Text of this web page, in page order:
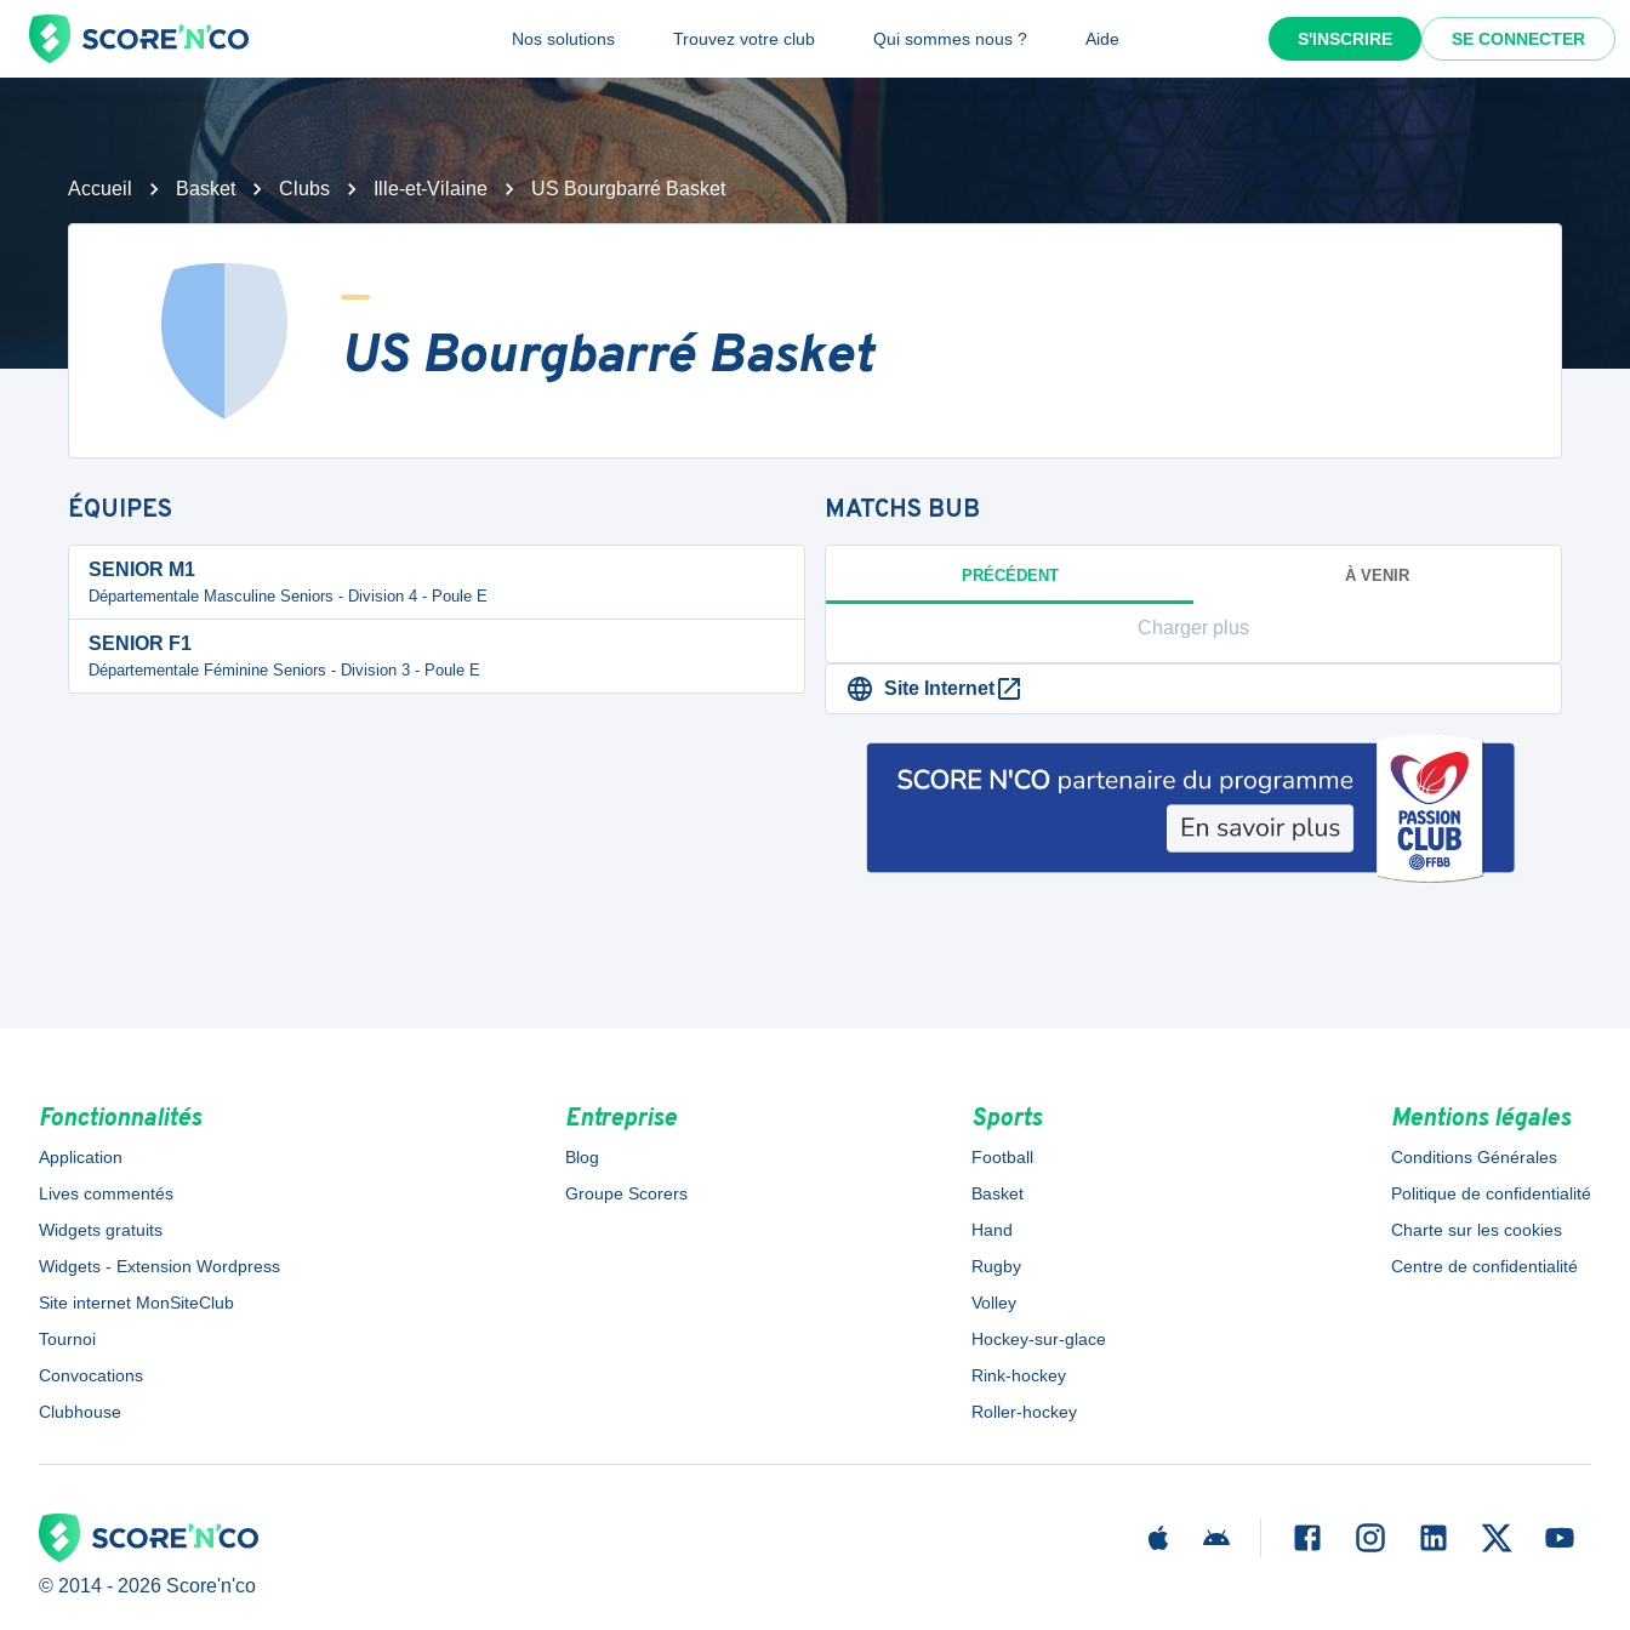
Nos solutions Trouvez votre club Qui sommes nous ? Aide S'INSCRIRE SE CONNECTER
Accueil Basket Clubs Ille-et-Vilaine US Bourgbarré Basket
US Bourgbarré Basket
ÉQUIPES
SENIOR M1
Départementale Masculine Seniors - Division 4 - Poule E
SENIOR F1
Départementale Féminine Seniors - Division 3 - Poule E
MATCHS BUB
PRÉCÉDENT À VENIR
Charger plus
Site Internet
Fonctionnalités
Application
Lives commentés
Widgets gratuits
Widgets - Extension Wordpress
Site internet MonSiteClub
Tournoi
Convocations
Clubhouse
Entreprise
Blog
Groupe Scorers
Sports
Football
Basket
Hand
Rugby
Volley
Hockey-sur-glace
Rink-hockey
Roller-hockey
Mentions légales
Conditions Générales
Politique de confidentialité
Charte sur les cookies
Centre de confidentialité
© 2014 - 2026 Score'n'co